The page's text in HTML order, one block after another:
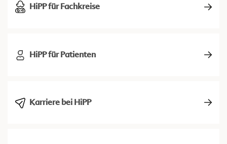
HiPP für Fachkreise
HiPP für Patienten
Karriere bei HiPP